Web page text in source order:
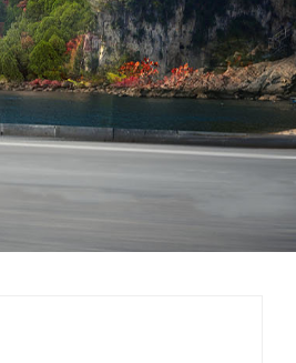
Melayu ไทย
Tiếng Việt Indonesia
中文 қазақ
Filipino